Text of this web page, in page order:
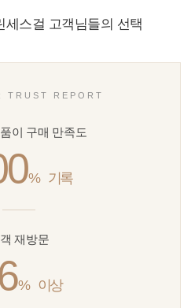
세스걸 고객님들의 선택
TRUST REPORT
이 구매 만족도
% 기록
재방문
% 이상